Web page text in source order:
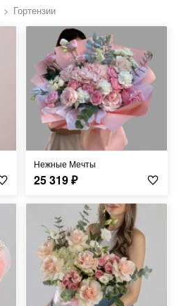
Гортензии
Нежные Мечты
25 319₽